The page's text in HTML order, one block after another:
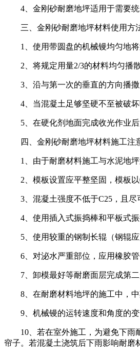
4、金刚砂耐磨地坪适用于需要统
三、金刚砂耐磨地坪材料使用方
1、使用带圆盘的机械镘均匀地将
2、将规定用量2/3的材料均匀播散
3、沿与第一次的垂直的方向播撒
4、当混凝土足够坚硬不至被破坏
5、在硬化剂地面完成收光作业后
四、金刚砂耐磨地坪材料施工注
1、由于耐磨材料施工与水泥地坪
2、模板设置应平整坚固，模板以
3、混凝土强度不低于C25，且
4、使用插入式振捣棒和平板式振
5、使用较重的钢制长辊（钢辊应
6、对泌水严重部位，应用橡
7、卸模最好等耐磨面层完成第二
8、在耐磨材料地坪的施工中，中
9、机械镘的运转速度和角度的变
10、若在室外施工，为避免下雨耐
帘子。若混凝土浇筑后下雨影响耐磨